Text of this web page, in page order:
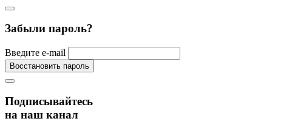
Забыли пароль?
Введите e-mail
Подписывайтесь
на наш канал